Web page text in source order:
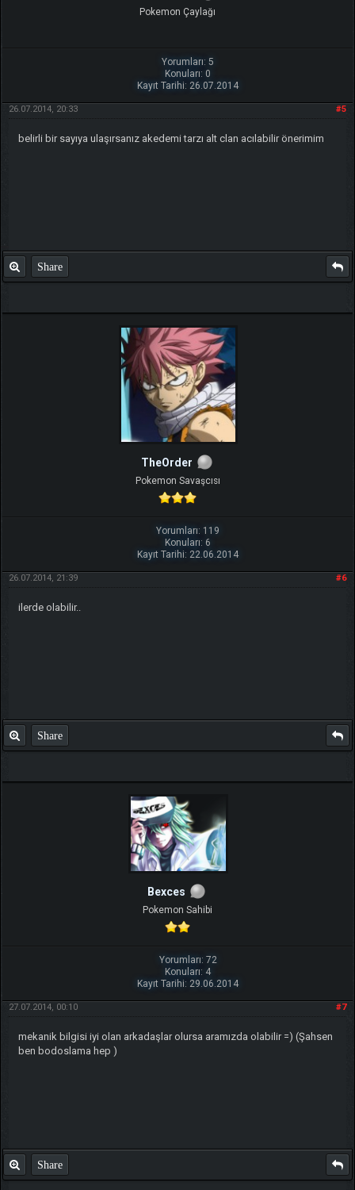
Pokemon Çaylağı
Yorumları: 5
Konuları: 0
Kayıt Tarihi: 26.07.2014
#5
26.07.2014, 20:33
belirli bir sayıya ulaşırsanız akedemi tarzı alt clan acılabilir önerimim
Share
TheOrder
Pokemon Savaşcısı
Yorumları: 119
Konuları: 6
Kayıt Tarihi: 22.06.2014
#6
26.07.2014, 21:39
ilerde olabilir..
Share
Bexces
Pokemon Sahibi
Yorumları: 72
Konuları: 4
Kayıt Tarihi: 29.06.2014
#7
27.07.2014, 00:10
mekanik bilgisi iyi olan arkadaşlar olursa aramızda olabilir =) (Şahsen
ben bodoslama hep )
Share